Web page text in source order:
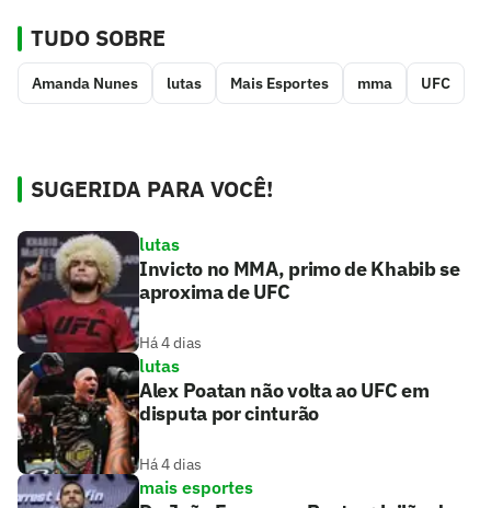
TUDO SOBRE
Amanda Nunes lutas Mais Esportes mma UFC
SUGERIDA PARA VOCÊ!
lutas
Invicto no MMA, primo de Khabib se
aproxima de UFC
Há 4 dias
lutas
Alex Poatan não volta ao UFC em
disputa por cinturão
Há 4 dias
mais esportes